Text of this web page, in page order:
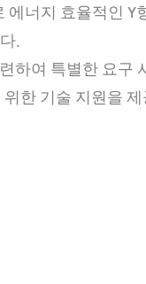
너지 효율적인 Y
.
하여 특별한 요구
한 기술 지원을 제